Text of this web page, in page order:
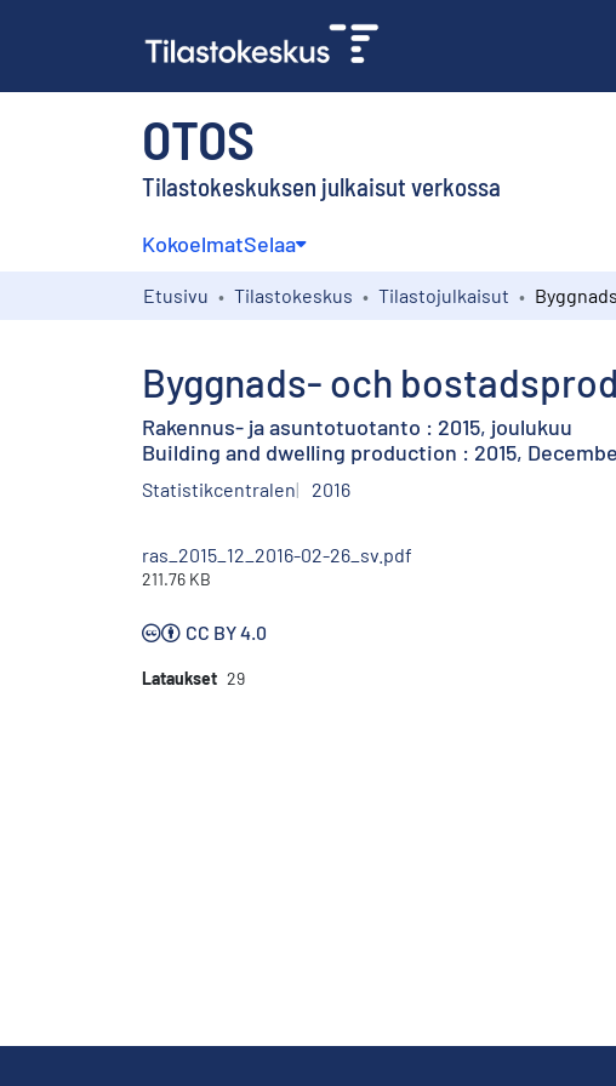
OTOS
Tilastokeskuksen julkaisut verkossa
KokoelmatSelaa
Etusivu Tilastokeskus Tilastojulkaisut
Byggnads- och
Rakennus- ja asuntotuotanto : 2015, joulukuu
Building and dwelling production : 2015,
Statistikcentralen 2016
ras_2015_12_2016-02-26_sv.pdf
211.76 KB
CC BY 4.0
Lataukset 29